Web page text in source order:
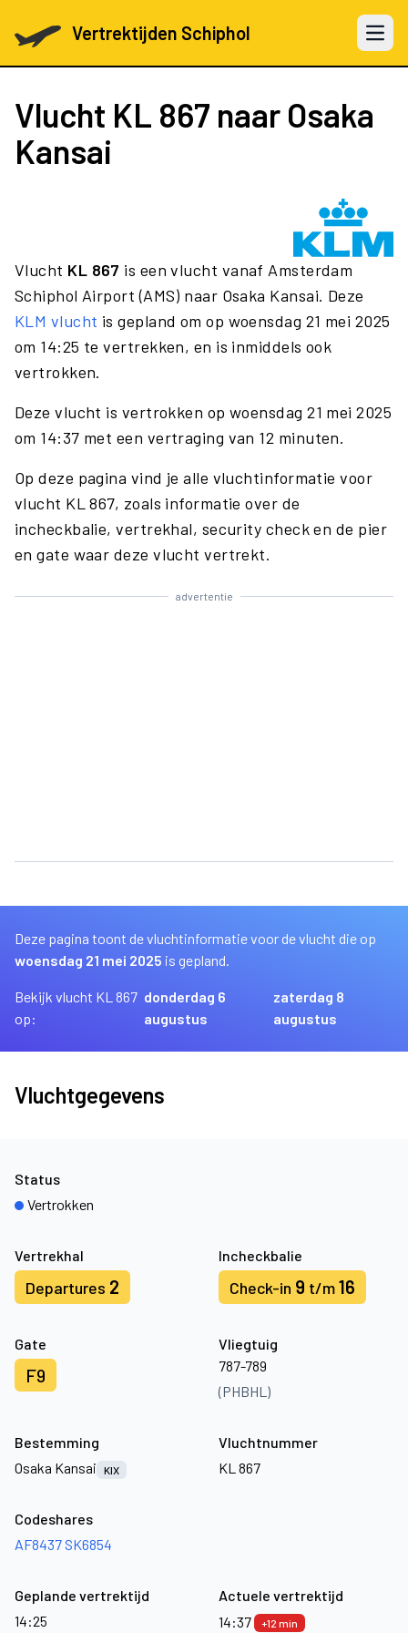
Vertrektijden Schiphol Open
Vlucht KL 867 naar Osaka
Kansai
Vlucht KL 867 is een vlucht vanaf Amsterdam
Schiphol Airport (AMS) naar Osaka Kansai. Deze
KLM vlucht is gepland om op woensdag 21 mei 2025
om 14:25 te vertrekken, en is inmiddels ook
vertrokken.
Deze vlucht is vertrokken op woensdag 21 mei 2025
om 14:37 met een vertraging van 12 minuten.
Op deze pagina vind je alle vluchtinformatie voor
vlucht KL 867, zoals informatie over de
incheckbalie, vertrekhal, security check en de pier
en gate waar deze vlucht vertrekt.
advertentie
Deze pagina toont de vluchtinformatie voor de vlucht die op
woensdag 21 mei 2025 is gepland.
Bekijk vlucht KL 867
op:
donderdag 6
augustus
zaterdag 8
augustus
Vluchtgegevens
Vertrekhal
Departures 2
Incheckbalie
Check-in 9 t/m16
Gate
F9
Vliegtuig
787-789
(PHBHL)
Status
Vertrokken
Bestemming
Osaka Kansai
KIX
Vluchtnummer
KL 867
Codeshares
AF8437 SK6854
Geplande vertrektijd
14:25
Actuele vertrektijd
14:37
+12 min